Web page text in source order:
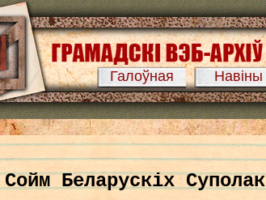
Галоўная Навіны
Беларускіх Суполак